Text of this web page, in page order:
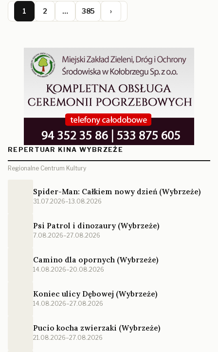
1 2 … 385 ›
REPERTUAR KINA WYBRZEŻE
Regionalne Centrum Kultury
Spider-Man: Całkiem nowy dzień (Wybrzeże)
31.07.2026–13.08.2026
Psi Patrol i dinozaury (Wybrzeże)
7.08.2026–27.08.2026
Camino dla opornych (Wybrzeże)
14.08.2026–20.08.2026
Koniec ulicy Dębowej (Wybrzeże)
14.08.2026–27.08.2026
Pucio kocha zwierzaki (Wybrzeże)
21.08.2026–27.08.2026